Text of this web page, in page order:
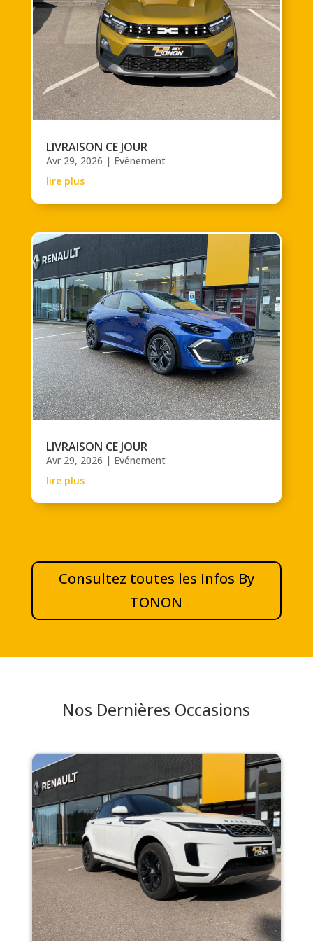
LIVRAISON CE JOUR
Avr 29, 2026 | Evénement
lire plus
LIVRAISON CE JOUR
Avr 29, 2026 | Evénement
lire plus
Consultez toutes les Infos By
TONON
Nos Dernières Occasions